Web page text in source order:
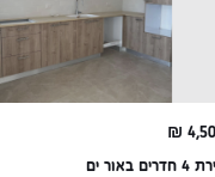
₪
באור ים